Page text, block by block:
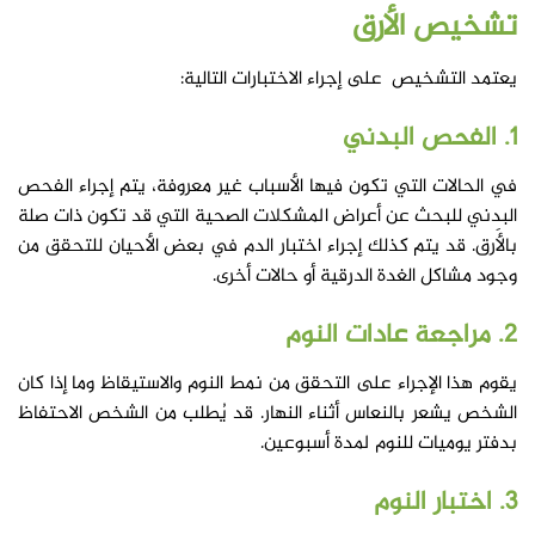
تشخيصالأرق
يعتمد التشخيص على إجراء الاختبارات التالية:
1. الفحص البدني
في الحالات التي تكون فيها الأسباب غير معروفة، يتم إجراء الفحص
البدني للبحث عن أعراض المشكلات الصحية التي قد تكون ذات صلة
بالأَرق. قد يتم كذلك إجراء اختبار الدم في بعض الأحيان للتحقق من
وجود مشاكل الغدة الدرقية أو حالات أخرى.
2. مراجعة عادات النوم
يقوم هذا الإجراء على التحقق من نمط النوم والاستيقاظ وما إذا كان
الشخص يشعر بالنعاس أثناء النهار. قد يُطلب من الشخص الاحتفاظ
بدفتر يوميات للنوم لمدة أسبوعين.
3. اختبار النوم